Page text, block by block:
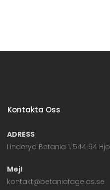
Kontakta Oss
ADRESS
Linderyd Betania 1, 544 94 Hjo
Mejl
kontakt@betaniafagelas.se